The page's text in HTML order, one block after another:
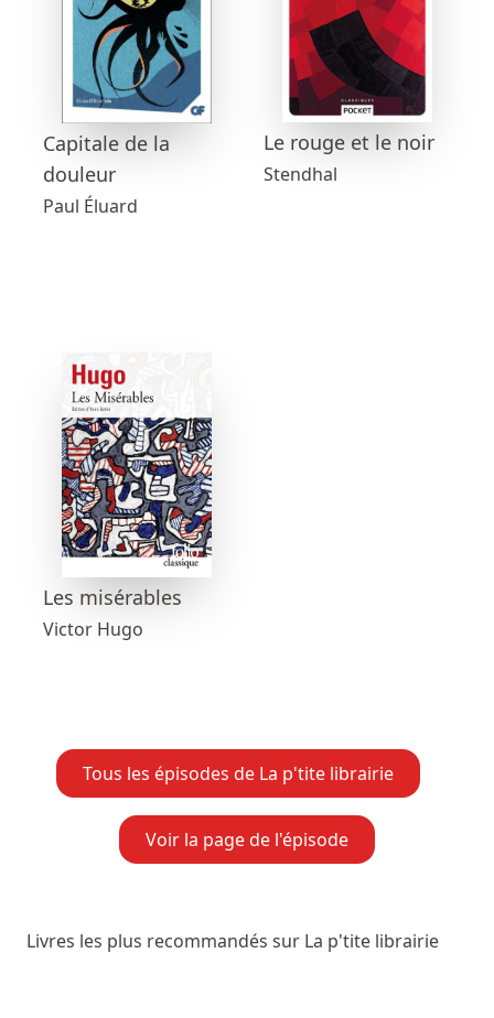
Capitale de la
douleur
Paul Éluard
Le rouge et le noir
Stendhal
Les misérables
Victor Hugo
Tous les épisodes de La p'tite librairie
Voir la page de l'épisode
Livres les plus recommandés sur La p'tite librairie